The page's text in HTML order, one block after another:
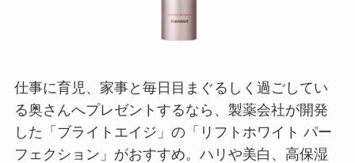
仕事に育児、家事と毎日目まぐるしく過ごしてい
る奥さんへプレゼントするなら、製薬会社が開発
した「ブライトエイジ」の「リフトホワイト パー
フェクション」がおすすめ。ハリや美白、高保湿